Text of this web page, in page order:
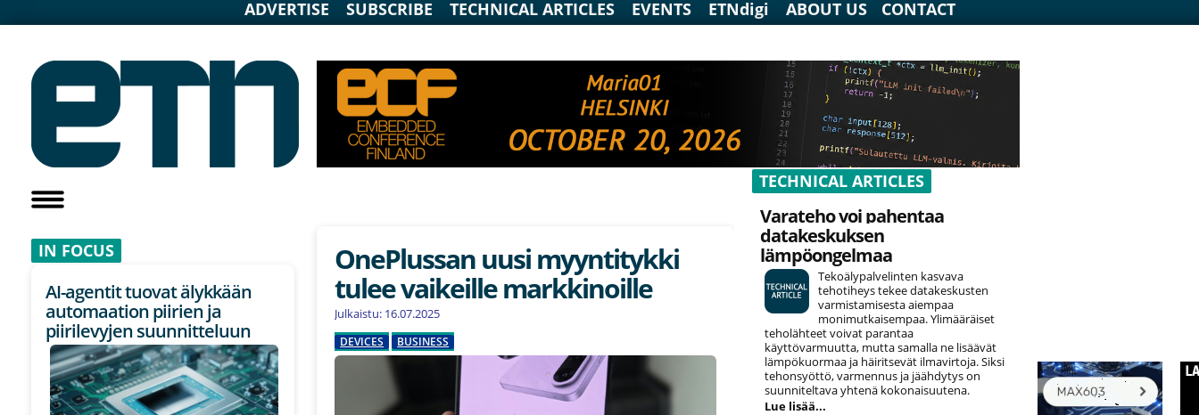
ADVERTISE SUBSCRIBE TECHNICAL ARTICLES EVENTS ETNdigi ABOUT US CONTACT
IN FOCUS
AI-agentit tuovat älykkään
automaation piirien ja
piirilevyjen suunnitteluun
OnePlussan uusi myyntitykki
tulee vaikeille markkinoille
Julkaistu: 16.07.2025
DEVICES BUSINESS
TECHNICAL ARTICLES
Varateho voi pahentaa
datakeskuksen
lämpöongelmaa
Tekoälypalvelinten kasvava
tehotiheys tekee datakeskusten
varmistamisesta aiempaa
monimutkaisempaa. Ylimääräiset
teholähteet voivat parantaa
käyttövarmuutta, mutta samalla ne lisäävät
lämpökuormaa ja häiritsevät ilmavirtoja. Siksi
tehonsyöttö, varmennus ja jäähdytys on
suunniteltava yhtenä kokonaisuutena.
Lue lisää...